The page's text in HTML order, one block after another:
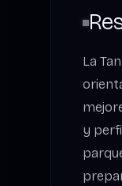
La
y